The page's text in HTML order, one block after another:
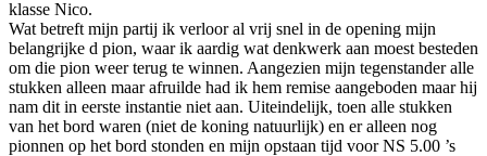
klasse Nico.
Wat betreft mijn partij ik verloor al vrij snel in de opening mijn
belangrijke d pion, waar ik aardig wat denkwerk aan moest besteden
om die pion weer terug te winnen. Aangezien mijn tegenstander alle
stukken alleen maar afruilde had ik hem remise aangeboden maar hij
nam dit in eerste instantie niet aan. Uiteindelijk, toen alle stukken
van het bord waren (niet de koning natuurlijk) en er alleen nog
pionnen op het bord stonden en mijn opstaan tijd voor NS 5.00 ’s